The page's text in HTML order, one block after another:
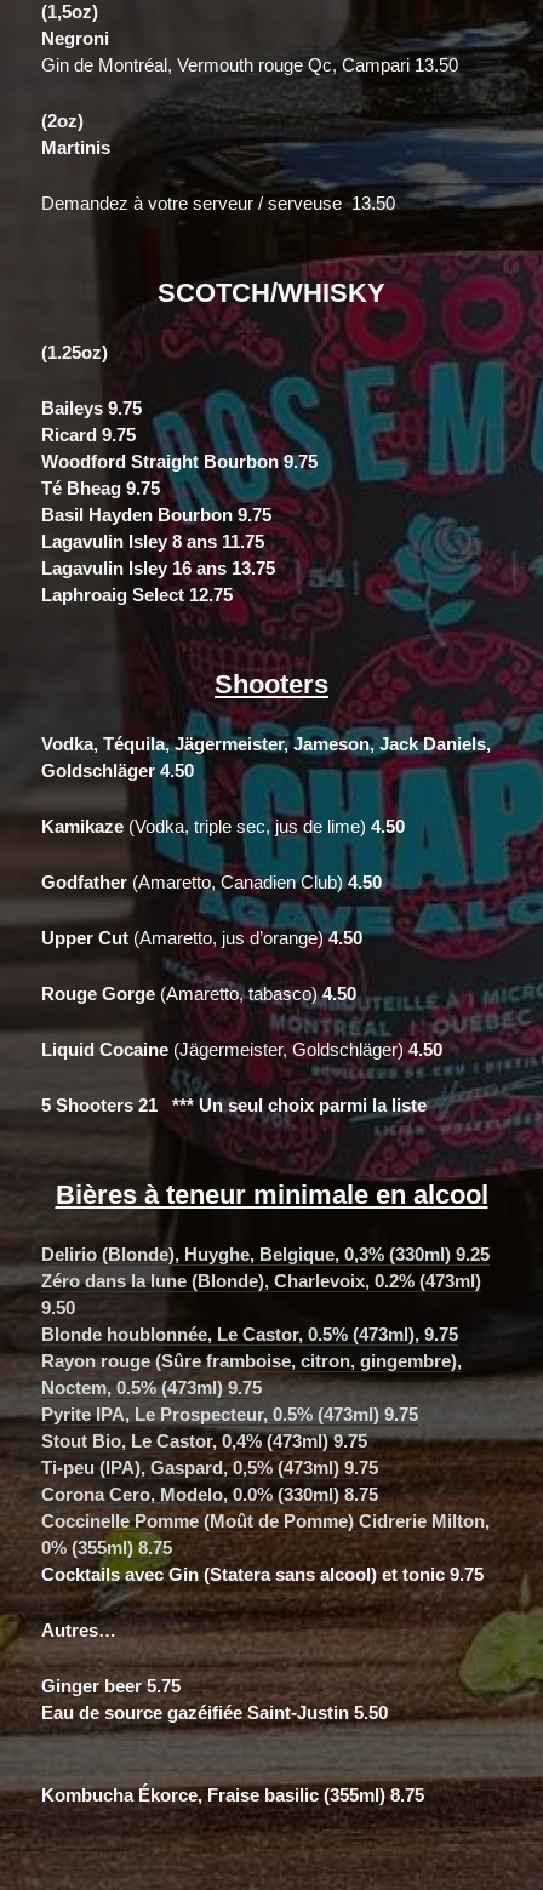
(1,5oz)
Negroni
Gin de Montréal, Vermouth rouge Qc, Campari 13.50
(2oz)
Martinis
Demandez à votre serveur / serveuse 13.50
SCOTCH/WHISKY
(1.25oz)
Baileys 9.75
Ricard 9.75
Woodford Straight Bourbon 9.75
Té Bheag 9.75
Basil Hayden Bourbon 9.75
Lagavulin Isley 8 ans 11.75
Lagavulin Isley 16 ans 13.75
Laphroaig Select 12.75
Shooters
Vodka, Téquila, Jägermeister,Jameson, Jack Daniels,
Goldschläger 4.50
Kamikaze (Vodka, triple sec, jus de lime)4.50
Godfather (Amaretto, Canadien Club)4.50
Upper Cut (Amaretto, jus d’orange)4.50
Rouge Gorge (Amaretto, tabasco)4.50
Liquid Cocaine (Jägermeister, Goldschläger)4.50
5 Shooters 21 ***Un seul choix parmi la liste
Bières à teneur minimale en alcool
Delirio (Blonde), Huyghe, Belgique, 0,3% (330ml) 9.25
Zéro dans la lune (Blonde), Charlevoix, 0.2% (473ml)
9.50
Blonde houblonnée, Le Castor, 0.5% (473ml), 9.75
Rayon rouge (Sûre framboise, citron, gingembre),
Noctem, 0.5% (473ml) 9.75
Pyrite IPA, Le Prospecteur, 0.5% (473ml) 9.75
Stout Bio, Le Castor, 0,4% (473ml) 9.75
Ti-peu (IPA), Gaspard, 0,5% (473ml) 9.75
Corona Cero, Modelo, 0.0% (330ml) 8.75
Coccinelle Pomme (Moût de Pomme) Cidrerie Milton,
0% (355ml) 8.75
Cocktails avec Gin (Statera sans alcool) et tonic 9.75
Autres…
Ginger beer 5.75
Eau de source gazéifiée Saint-Justin 5.50
Kombucha Ékorce, Fraise basilic (355ml) 8.75